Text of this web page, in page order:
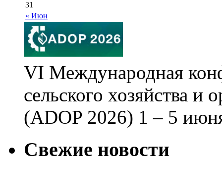
« Июн
31
VI Международная
сельского хозяйства и
(ADOP 2026) 1 – 5
Свежие новости